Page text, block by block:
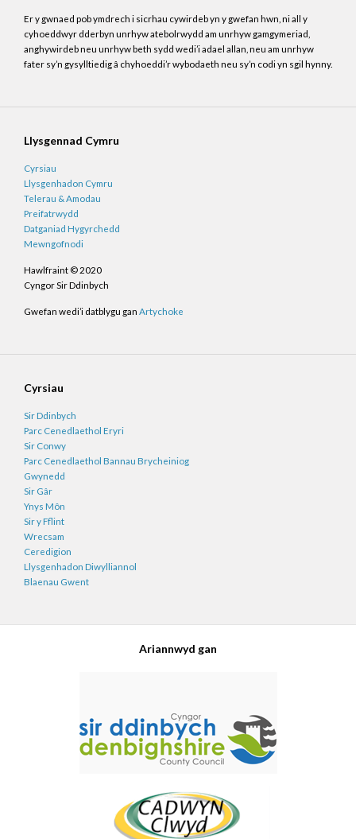
Er y gwnaed pob ymdrech i sicrhau cywirdeb yn y gwefan hwn, ni all y
cyhoeddwyr dderbyn unrhyw atebolrwydd am unrhyw gamgymeriad,
anghywirdeb neu unrhyw beth sydd wedi’i adael allan, neu am unrhyw
fater sy’n gysylltiedig â chyhoeddi’r wybodaeth neu sy’n codi yn sgil hynny.
Llysgennad Cymru
Cyrsiau
Llysgenhadon Cymru
Telerau & Amodau
Preifatrwydd
Datganiad Hygyrchedd
Mewngofnodi
Hawlfraint © 2020
Cyngor Sir Ddinbych
Gwefan wedi’i datblygu gan Artychoke
Cyrsiau
Sir Ddinbych
Parc Cenedlaethol Eryri
Sir Conwy
Parc Cenedlaethol Bannau Brycheiniog
Gwynedd
Sir Gâr
Ynys Môn
Sir y Fflint
Wrecsam
Ceredigion
Llysgenhadon Diwylliannol
Blaenau Gwent
Ariannwyd gan